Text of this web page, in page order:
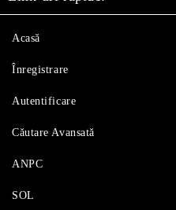
Acasă
Înregistrare
Autentificare
Căutare Avansată
ANPC
SOL